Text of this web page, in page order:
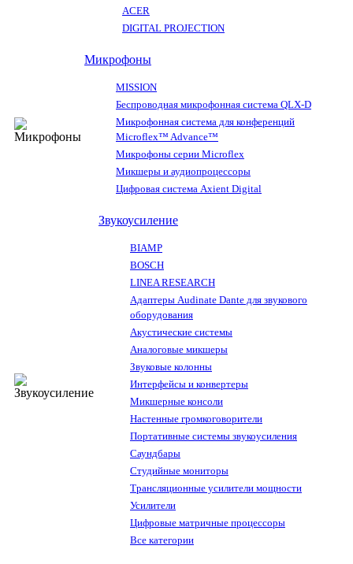
ACER
DIGITAL PROJECTION
Микрофоны
MISSION
Беспроводная микрофонная система QLX-D
Микрофонная система для конференций
Microflex™ Advance™
Микрофоны серии Microflex
Микшеры и аудиопроцессоры
Цифровая система Axient Digital
Звукоусиление
BIAMP
BOSCH
LINEA RESEARCH
Адаптеры Audinate Dante для звукового
оборудования
Акустические системы
Аналоговые микшеры
Звуковые колонны
Интерфейсы и конвертеры
Микшерные консоли
Настенные громкоговорители
Портативные системы звукоусиления
Саундбары
Студийные мониторы
Трансляционные усилители мощности
Усилители
Цифровые матричные процессоры
Все категории